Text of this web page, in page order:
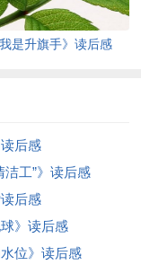
我是升旗手》读后感
读后感
洁工”》读后感
后感
球》读后感
水位》读后感